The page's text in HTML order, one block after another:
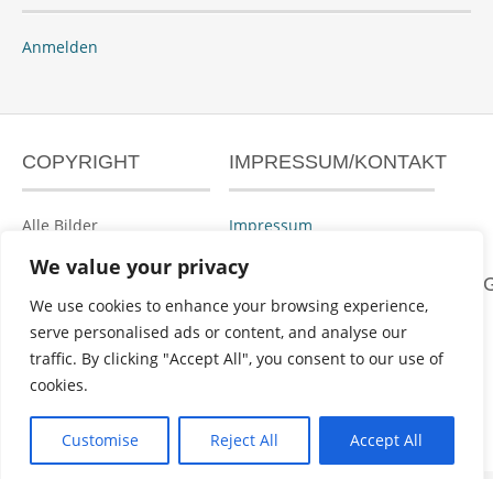
We value your privacy
We use cookies to enhance your browsing experience,
serve personalised ads or content, and analyse our
traffic. By clicking "Accept All", you consent to our use of
cookies.
Customise Reject All Accept All
Anmelden
COPYRIGHT
Alle Bilder
geschützt.
IMPRESSUM/KONTAKT
Impressum
Datenschutzerklärung